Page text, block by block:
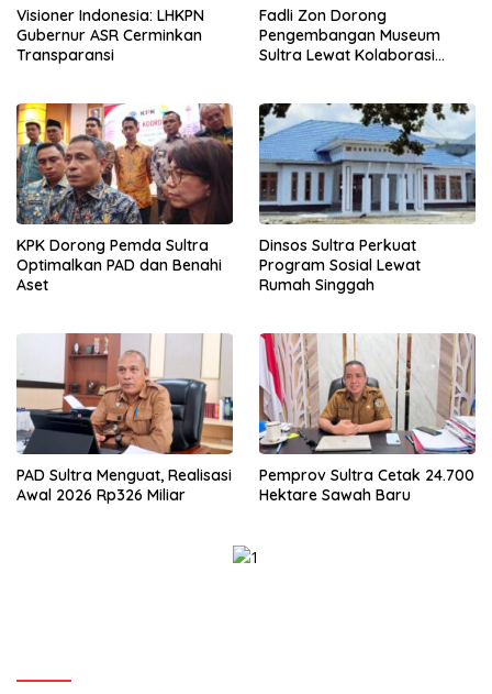
Visioner Indonesia: LHKPN
Gubernur ASR Cerminkan
Transparansi
Fadli Zon Dorong
Pengembangan Museum
Sultra Lewat Kolaborasi
KPK Dorong Pemda Sultra
Optimalkan PAD dan Benahi
Aset
Dinsos Sultra Perkuat
Program Sosial Lewat
Rumah Singgah
PAD Sultra Menguat, Realisasi
Awal 2026 Rp326 Miliar
Pemprov Sultra Cetak 24.700
Hektare Sawah Baru